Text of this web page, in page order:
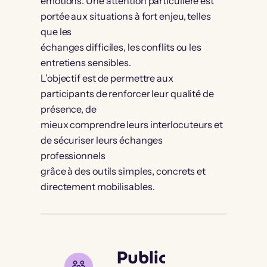
portée aux situations à fort enjeu, telles
que les
échanges difficiles, les conflits ou les
entretiens sensibles.
L’objectif est de permettre aux
participants de renforcer leur qualité de
présence, de
mieux comprendre leurs interlocuteurs et
de sécuriser leurs échanges
professionnels
grâce à des outils simples, concrets et
directement mobilisables.
Public